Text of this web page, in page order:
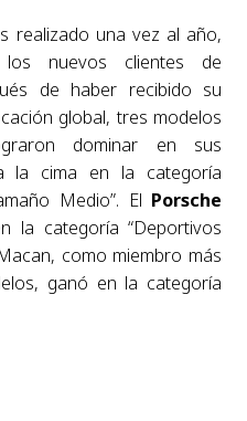
realizado una vez al año,
nuevos clientes de
de haber recibido su
global, tres modelos
dominar en sus
la cima en la categoría
Medio”. El Porsche
la categoría “Deportivos
como miembro más
ganó en la categoría